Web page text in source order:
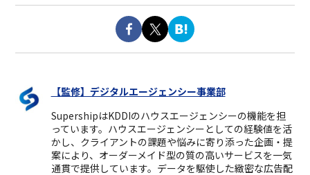
【監修】デジタルエージェンシー事業部
SupershipはKDDIのハウスエージェンシーの機能を担
っています。ハウスエージェンシーとしての経験値を活
かし、クライアントの課題や悩みに寄り添った企画・提
案により、オーダーメイド型の質の高いサービスを一気
通貫で提供しています。データを駆使した緻密な広告配